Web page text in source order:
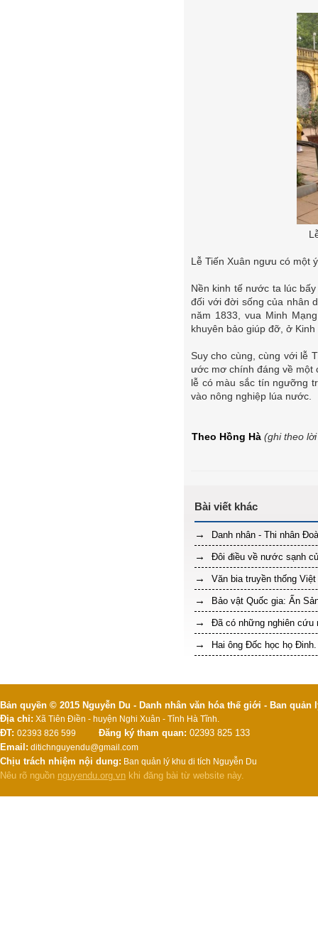
Lễ Tiến Xuân ngưu có một
Nền kinh tế nước ta lúc
đối với đời sống của nhân
năm 1833, vua Minh
khuyên bảo giúp đỡ, ở
Suy cho cùng, cùng với lễ
ước mơ chính đáng về một
lễ có màu sắc tín ngưỡng
vào nông nghiệp lúa nước.
Theo Hồng Hà (ghi theo
Danh nhân - Thi nhân
Đôi điều về nước sạnh
Văn bia truyền thống Việt
Bảo vật Quốc gia: Ấn
Đã có những nghiên cứu
Hai ông Đốc học họ Đinh.
Bản quyền © 2015 Nguyễn Du - Danh nhân văn hóa thế giới - Ban
Địa chỉ: Xã Tiên Điền - huyện Nghi Xuân - Tỉnh Hà Tĩnh.
ĐT: 02393 826 599 Đăng ký tham quan: 02393 825 133
Email: ditichnguyendu@gmail.com
Chịu trách nhiệm nội dung: Ban quản lý khu di tích Nguyễn Du
Nêu rõ nguồn nguyendu.org.vn khi đăng bài từ website này.